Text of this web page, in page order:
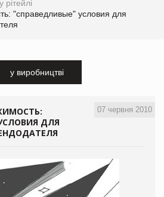
рітейлі
"справедливые" условия для
у виробництві
07 червня 2010
ДЛЯ